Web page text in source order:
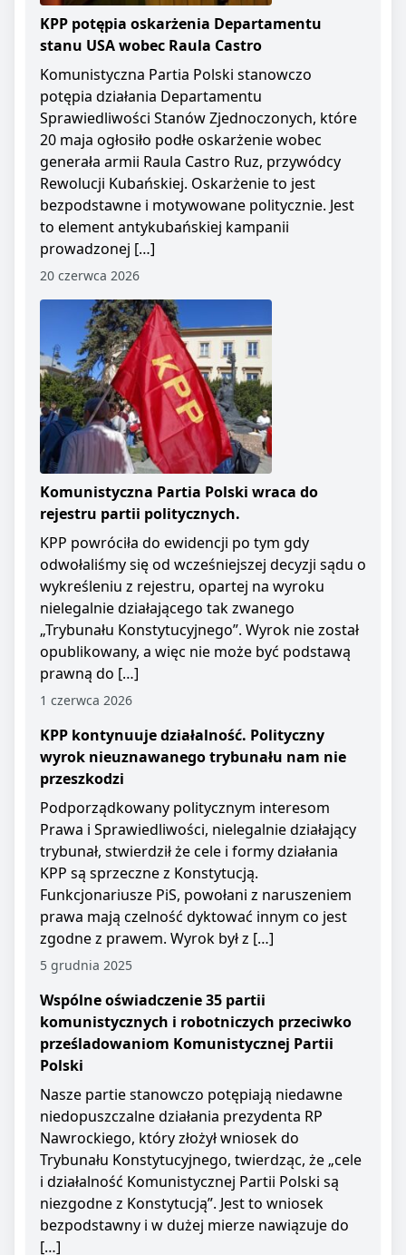
KPP potępia oskarżenia Departamentu
stanu USA wobec Raula Castro
Komunistyczna Partia Polski stanowczo
potępia działania Departamentu
Sprawiedliwości Stanów Zjednoczonych, które
20 maja ogłosiło podłe oskarżenie wobec
generała armii Raula Castro Ruz, przywódcy
Rewolucji Kubańskiej. Oskarżenie to jest
bezpodstawne i motywowane politycznie. Jest
to element antykubańskiej kampanii
prowadzonej […]
20 czerwca 2026
Komunistyczna Partia Polski wraca do
rejestru partii politycznych.
KPP powróciła do ewidencji po tym gdy
odwołaliśmy się od wcześniejszej decyzji sądu o
wykreśleniu z rejestru, opartej na wyroku
nielegalnie działającego tak zwanego
„Trybunału Konstytucyjnego”. Wyrok nie został
opublikowany, a więc nie może być podstawą
prawną do […]
1 czerwca 2026
KPP kontynuuje działalność. Polityczny
wyrok nieuznawanego trybunału nam nie
przeszkodzi
Podporządkowany politycznym interesom
Prawa i Sprawiedliwości, nielegalnie działający
trybunał, stwierdził że cele i formy działania
KPP są sprzeczne z Konstytucją.
Funkcjonariusze PiS, powołani z naruszeniem
prawa mają czelność dyktować innym co jest
zgodne z prawem. Wyrok był z […]
5 grudnia 2025
Wspólne oświadczenie 35 partii
komunistycznych i robotniczych przeciwko
prześladowaniom Komunistycznej Partii
Polski
Nasze partie stanowczo potępiają niedawne
niedopuszczalne działania prezydenta RP
Nawrockiego, który złożył wniosek do
Trybunału Konstytucyjnego, twierdząc, że „cele
i działalność Komunistycznej Partii Polski są
niezgodne z Konstytucją”. Jest to wniosek
bezpodstawny i w dużej mierze nawiązuje do
[…]